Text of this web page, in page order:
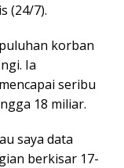
(24/7).
korban
Ia
seribu
18 miliar.
saya data
berkisar 17-